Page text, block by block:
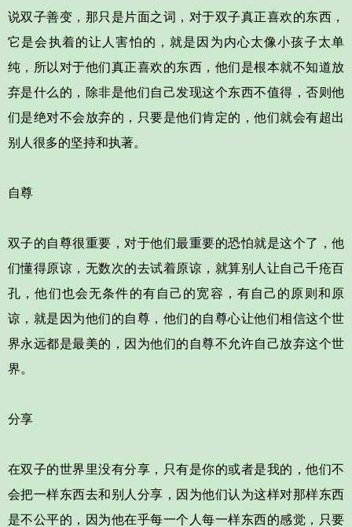
说双子善变，那只是片面之词，对于双子真正喜欢的东西，
它是会执着的让人害怕的，就是因为内心太像小孩子太单
纯，所以对于他们真正喜欢的东西，他们是根本就不知道放
弃是什么的，除非是他们自己发现这个东西不值得，否则他
们是绝对不会放弃的，只要是他们肯定的，他们就会有超出
别人很多的坚持和执著。
自尊
双子的自尊很重要，对于他们最重要的恐怕就是这个了，他
们懂得原谅，无数次的去试着原谅，就算别人让自己千疮百
孔，他们也会无条件的有自己的宽容，有自己的原则和原
谅，就是因为他们的自尊，他们的自尊心让他们相信这个世
界永远都是最美的，因为他们的自尊不允许自己放弃这个世
界。
分享
在双子的世界里没有分享，只有是你的或者是我的，他们不
会把一样东西去和别人分享，因为他们认为这样对那样东西
是不公平的，因为他在乎每一个人每一样东西的感觉，只要